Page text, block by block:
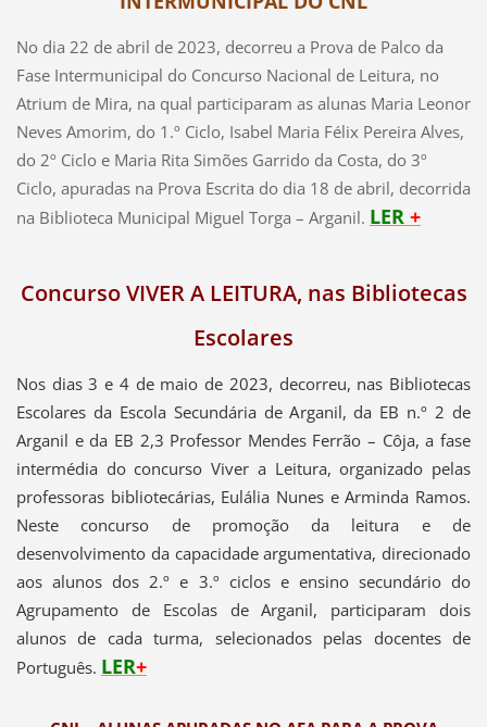
No dia 22 de abril de 2023, decorreu a Prova de Palco da
Fase Intermunicipal do Concurso Nacional de Leitura, no
Atrium de Mira, na qual participaram as alunas Maria Leonor
Neves Amorim, do 1.º Ciclo, Isabel Maria Félix Pereira Alves,
do 2º Ciclo e Maria Rita Simões Garrido da Costa, do 3º
Ciclo, apuradas na Prova Escrita do dia 18 de abril, decorrida
na Biblioteca Municipal Miguel Torga – Arganil. LER +
Concurso VIVER A LEITURA, nas Bibliotecas
Escolares
Nos dias 3 e 4 de maio de 2023, decorreu, nas Bibliotecas
Escolares da Escola Secundária de Arganil, da EB n.º 2 de
Arganil e da EB 2,3 Professor Mendes Ferrão – Côja, a fase
intermédia do concurso Viver a Leitura, organizado pelas
professoras bibliotecárias, Eulália Nunes e Arminda Ramos.
Neste concurso de promoção da leitura e de
desenvolvimento da capacidade argumentativa, direcionado
aos alunos dos 2.º e 3.º ciclos e ensino secundário do
Agrupamento de Escolas de Arganil, participaram dois
alunos de cada turma, selecionados pelas docentes de
Português. LER+